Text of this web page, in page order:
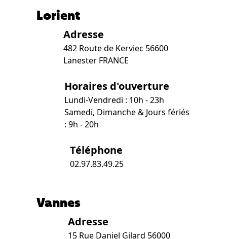
Lorient
Adresse
482 Route de Kerviec 56600
Lanester FRANCE
Horaires d'ouverture
Lundi-Vendredi : 10h - 23h
Samedi, Dimanche & Jours fériés
: 9h - 20h
Téléphone
02.97.83.49.25
Vannes
Adresse
15 Rue Daniel Gilard 56000